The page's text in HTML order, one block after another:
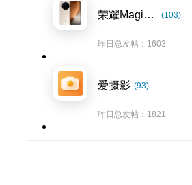
荣耀Magic8系列 (103)
昨日总发帖：1603
爱摄影 (93)
昨日总发帖：1821